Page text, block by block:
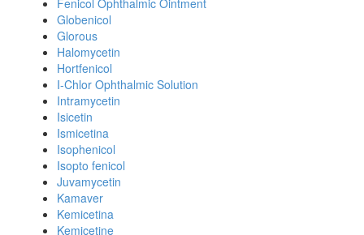
Fenicol Ophthalmic Ointment
Globenicol
Glorous
Halomycetin
Hortfenicol
I-Chlor Ophthalmic Solution
Intramycetin
Isicetin
Ismicetina
Isophenicol
Isopto fenicol
Juvamycetin
Kamaver
Kemicetina
Kemicetine